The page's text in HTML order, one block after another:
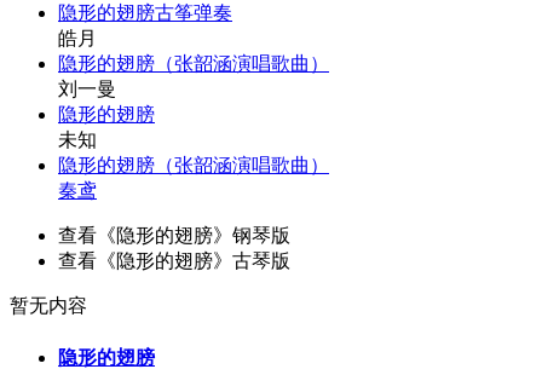
隐形的翅膀古筝弹奏
皓月
隐形的翅膀（张韶涵演唱歌曲）
刘一曼
隐形的翅膀
未知
隐形的翅膀（张韶涵演唱歌曲）
秦鸢
查看《隐形的翅膀》钢琴版
查看《隐形的翅膀》古琴版
暂无内容
隐形的翅膀